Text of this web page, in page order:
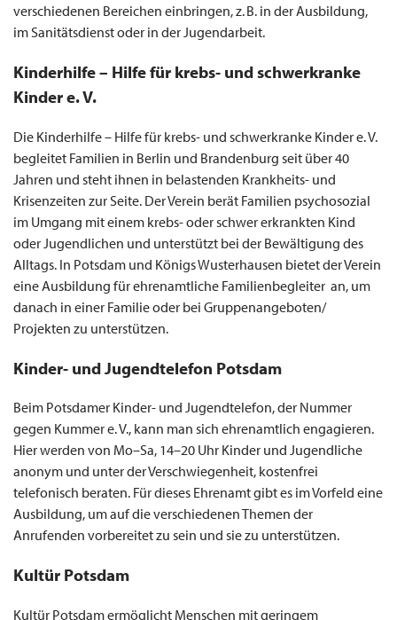
verschiedenen Bereichen einbringen, z. B. in der Ausbildung,
im Sanitätsdienst oder in der Jugendarbeit. ​
Kinderhilfe – Hilfe für krebs- und schwerkranke
Kinder e. V.
Die Kinderhilfe – Hilfe für krebs- und schwerkranke Kinder e. V.
begleitet Familien in Berlin und Brandenburg seit über 40
Jahren und steht ihnen in belastenden Krankheits- und
Krisenzeiten zur Seite. Der Verein berät Familien psychosozial
im Umgang mit einem krebs- oder schwer erkrankten Kind
oder Jugendlichen und unterstützt bei der Bewältigung des
Alltags. In Potsdam und Königs Wusterhausen bietet der Verein
eine Ausbildung für ehrenamtliche Familienbegleiter an, um
danach in einer Familie oder bei Gruppenangeboten/
Projekten zu unterstützen.
Kinder- und Jugendtelefon Potsdam
Beim Potsdamer Kinder- und Jugendtelefon, der Nummer
gegen Kummer e. V., kann man sich ehrenamtlich engagieren.
Hier werden von Mo–Sa, 14–20 Uhr Kinder und Jugendliche
anonym und unter der Verschwiegenheit, kostenfrei
telefonisch beraten. Für dieses Ehrenamt gibt es im Vorfeld eine
Ausbildung, um auf die verschiedenen Themen der
Anrufenden vorbereitet zu sein und sie zu unterstützen.
Kultür Potsdam
Kultür Potsdam ermöglicht Menschen mit geringem